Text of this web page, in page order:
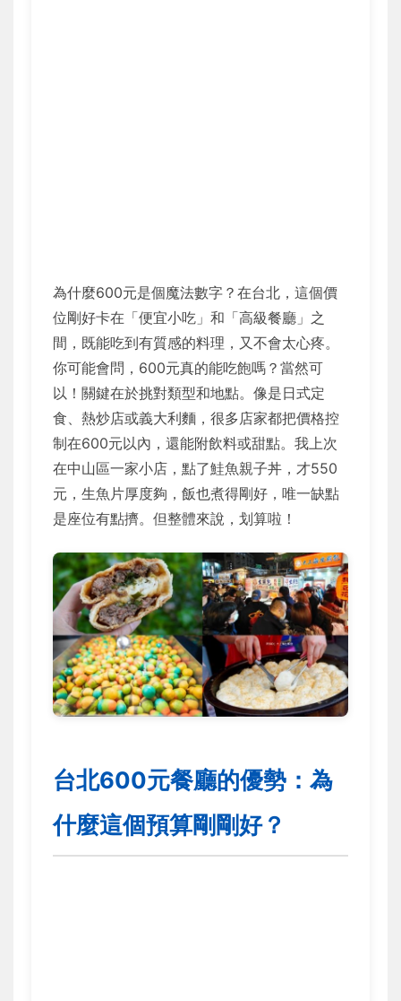
為什麼600元是個魔法數字？在台北，這個價
位剛好卡在「便宜小吃」和「高級餐廳」之
間，既能吃到有質感的料理，又不會太心疼。
你可能會問，600元真的能吃飽嗎？當然可
以！關鍵在於挑對類型和地點。像是日式定
食、熱炒店或義大利麵，很多店家都把價格控
制在600元以內，還能附飲料或甜點。我上次
在中山區一家小店，點了鮭魚親子丼，才550
元，生魚片厚度夠，飯也煮得剛好，唯一缺點
是座位有點擠。但整體來說，划算啦！
台北600元餐廳的優勢：為
什麼這個預算剛剛好？